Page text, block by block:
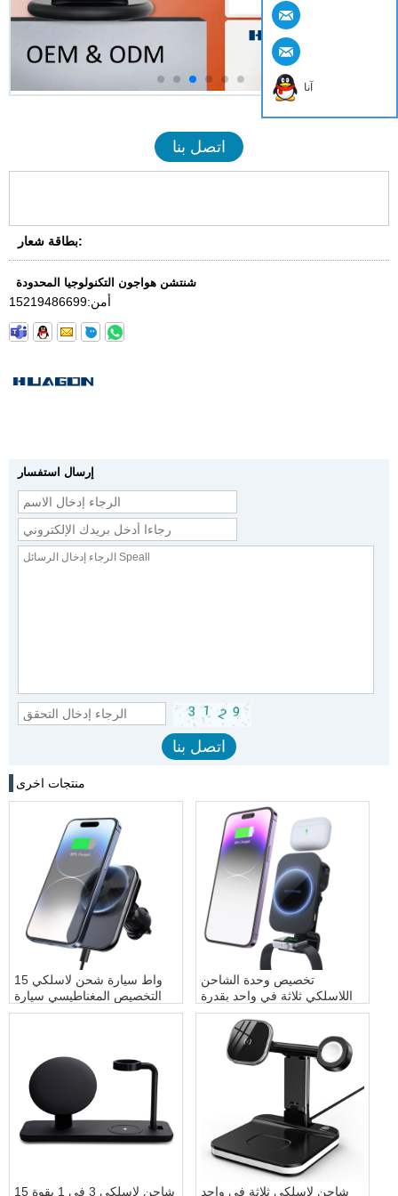
اتصل بنا
بطاقة شعار:
شنتشن هواجون التكنولوجيا المحدودة
أمن:15219486699
إرسال استفسار
منتجات اخرى
15 واط سيارة شحن لاسلكي
التخصيص المغناطيسي سيارة
شاحن لاسلكي شاحن لاسلكي
تخصيص وحدة الشاحن
اللاسلكي ثلاثة في واحد بقدرة
15 وات تخصيص وحدة الشحن
اللاسلكي للسيارة المغناطيسية
3 في 1
شاحن لاسلكي 3 في 1 بقوة 15 شاحن لاسلكي ثلاثة في واحد
آنا